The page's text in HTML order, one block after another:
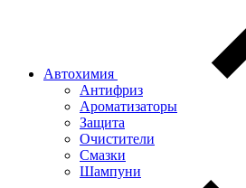
Автохимия
Антифриз
Ароматизаторы
Защита
Очистители
Смазки
Шампуни